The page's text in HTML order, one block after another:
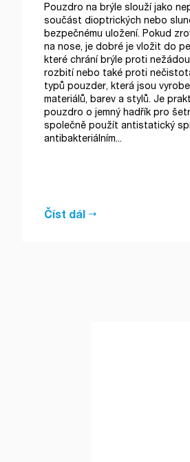
Pouzdro na brýle slouží jako
součást dioptrických nebo
bezpečnému uložení. Pokud
na nose, je dobré je vložit do
které chrání brýle proti
rozbití nebo také proti
typů pouzder, která jsou
materiálů, barev a stylů. Je
pouzdro o jemný hadřík pro
společně použít antistatický
antibakteriálním...
Číst dál